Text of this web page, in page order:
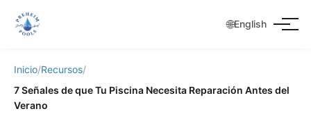
🌐English
Inicio/Recursos/
7 Señales de que Tu Piscina Necesita Reparación Antes del
Verano